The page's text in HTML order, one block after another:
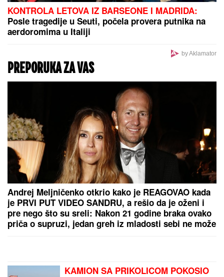
KONTROLA LETOVA IZ BARSEONE I MADRIDA:
Posle tragedije u Seuti, počela provera putnika na
aerdoromima u Italiji
by Aklamator
PREPORUKA ZA VAS
Andrej Meljničenko otkrio kako je REAGOVAO kada
je PRVI PUT VIDEO SANDRU, a rešio da je oženi i
pre nego što su sreli: Nakon 21 godine braka ovako
priča o supruzi, jedan greh iz mladosti sebi ne može
KAMION SA PRIKOLICOM POKOSIO